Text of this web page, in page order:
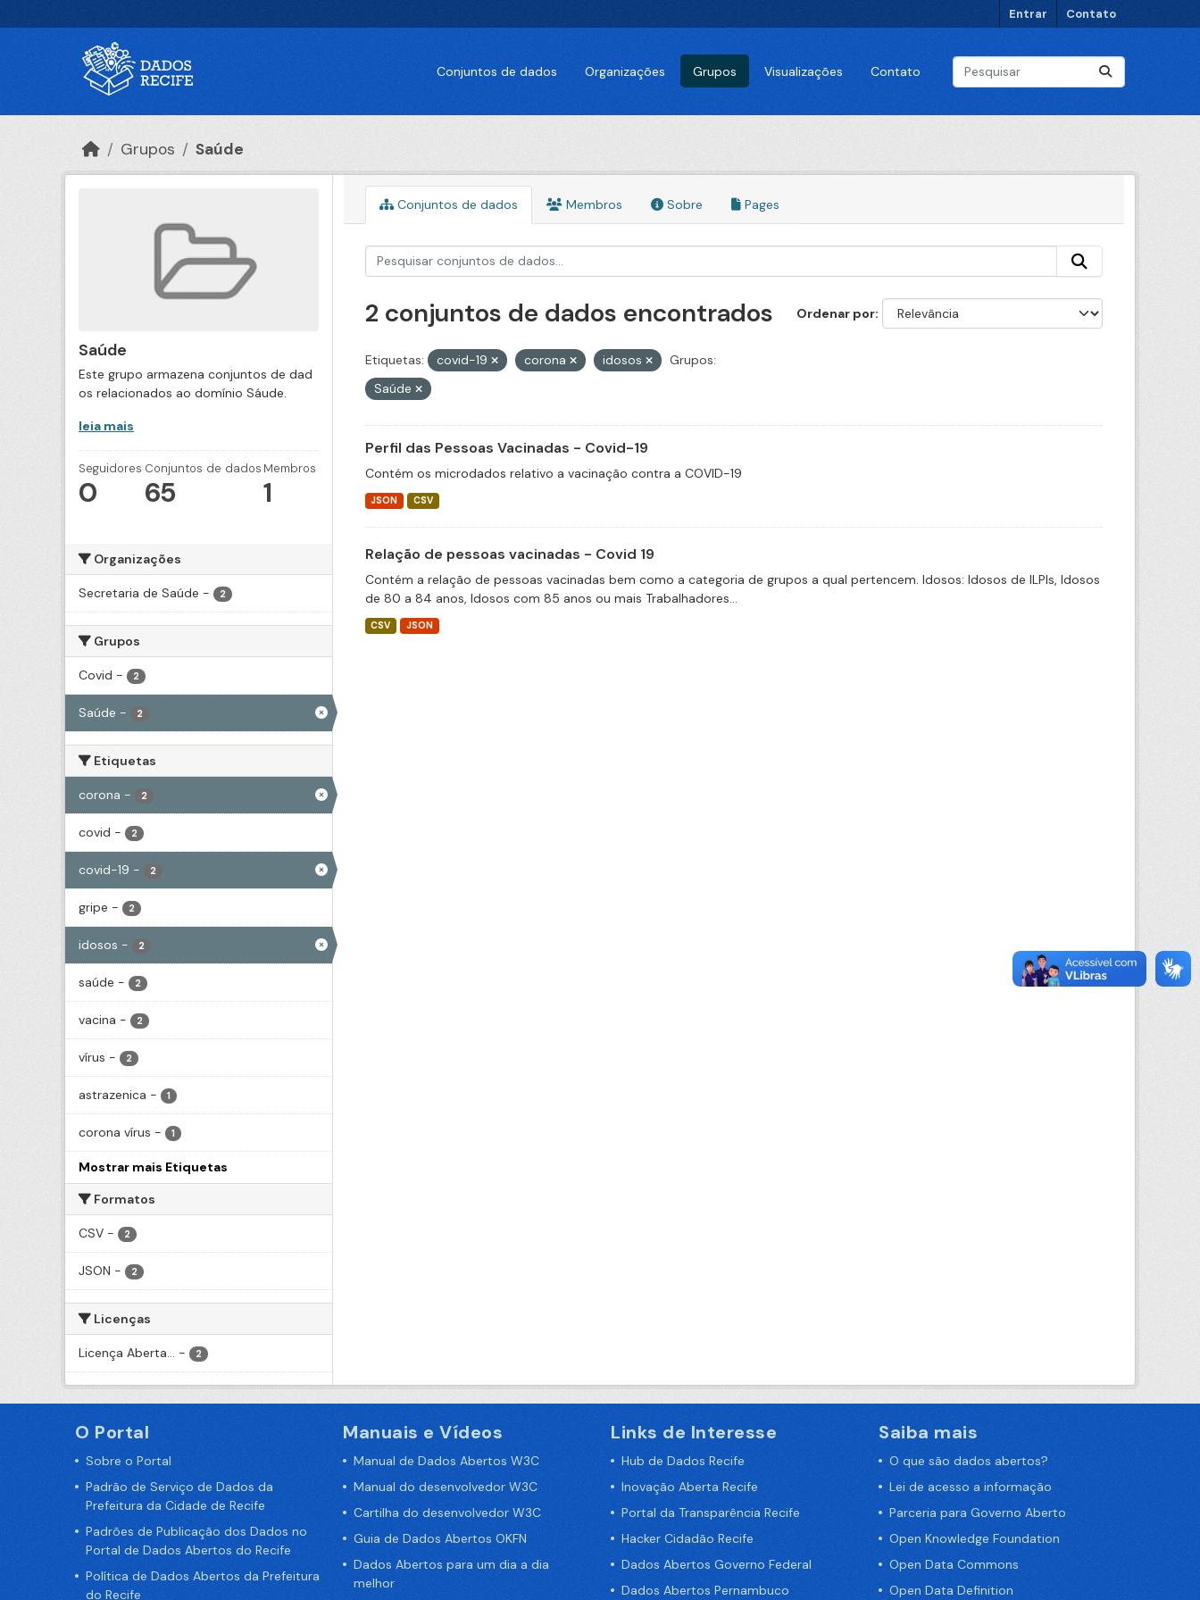
Entrar Contato
Conjuntos de dados Organizações Grupos Visualizações Contato
Grupos Saúde
Saúde
Este grupo armazena conjuntos de dad
os relacionados ao domínio Sáude.
leia mais
Seguidores
0
Conjuntos de dados
65
Membros
1
Organizações
Secretaria de Saúde - 2
Grupos
Covid - 2
Saúde - 2
Etiquetas
corona - 2
covid - 2
covid-19 - 2
gripe - 2
idosos - 2
saúde - 2
vacina - 2
vírus - 2
astrazenica - 1
corona vírus - 1
Mostrar mais Etiquetas
Formatos
CSV - 2
JSON - 2
Licenças
Licença Aberta... - 2
Conjuntos de dados Membros Sobre Pages
Ordenar por
2 conjuntos de dados encontrados
Etiquetas: covid-19 corona idosos
Grupos:
Saúde
Perfil das Pessoas Vacinadas - Covid-19
Contém os microdados relativo a vacinação contra a COVID-19
JSON CSV
Relação de pessoas vacinadas - Covid 19
Contém a relação de pessoas vacinadas bem como a categoria de grupos a qual pertencem. Idosos: Idosos de ILPIs, Idosos
de 80 a 84 anos, Idosos com 85 anos ou mais Trabalhadores...
CSV JSON
O Portal
Sobre o Portal
Padrão de Serviço de Dados da
Prefeitura da Cidade de Recife
Padrões de Publicação dos Dados no
Portal de Dados Abertos do Recife
Política de Dados Abertos da Prefeitura
do Recife
Manuais e Vídeos
Manual de Dados Abertos W3C
Manual do desenvolvedor W3C
Cartilha do desenvolvedor W3C
Guia de Dados Abertos OKFN
Dados Abertos para um dia a dia
melhor
Links de Interesse
Hub de Dados Recife
Inovação Aberta Recife
Portal da Transparência Recife
Hacker Cidadão Recife
Dados Abertos Governo Federal
Dados Abertos Pernambuco
Saiba mais
O que são dados abertos?
Lei de acesso a informação
Parceria para Governo Aberto
Open Knowledge Foundation
Open Data Commons
Open Data Definition